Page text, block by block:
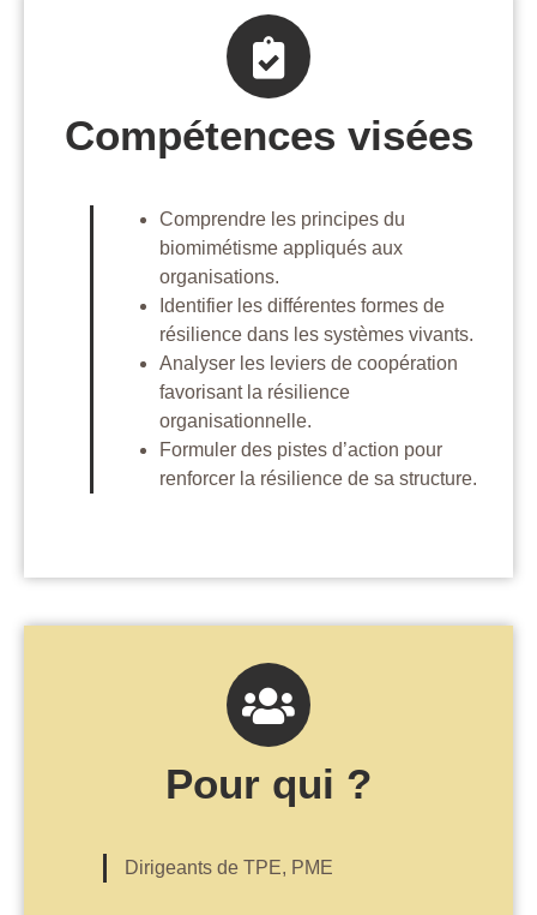
Compétences visées
Comprendre les principes du
biomimétisme appliqués aux
organisations.
Identifier les différentes formes de
résilience dans les systèmes vivants.
Analyser les leviers de coopération
favorisant la résilience
organisationnelle.
Formuler des pistes d’action pour
renforcer la résilience de sa structure.
Pour qui ?
Dirigeants de TPE, PME